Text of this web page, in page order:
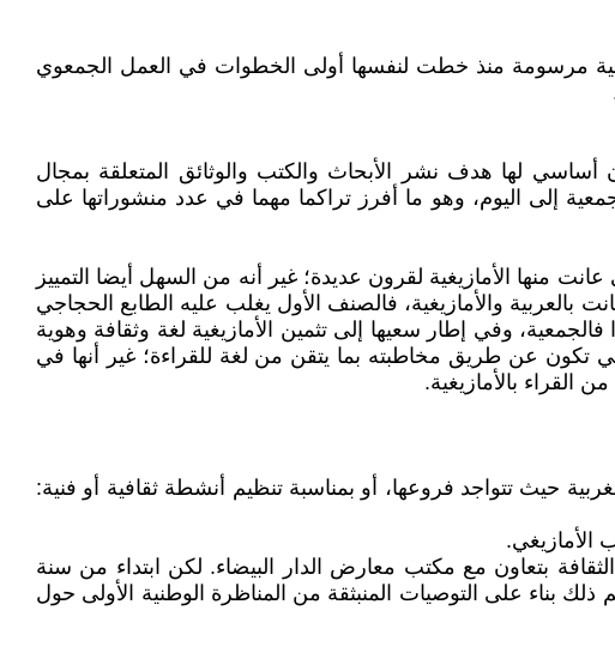
مرسومة منذ خطت لنفسها أولى الخطوات في العمل الجمعوي
1967، بمدينة الرباط، سطرت في أول قانون أساسي لها هدف نشر الأبحاث والكتب والوثائق المتعلقة بمجال
إلى اليوم، وهو ما أفرز تراكما مهما في عدد منشوراتها على
منها الأمازيغية لقرون عديدة؛ غير أنه من السهل أيضا التمييز
بالعربية والأمازيغية، فالصنف الأول يغلب عليه الطابع الحجاجي
وفي إطار سعيها إلى تثمين الأمازيغية لغة وثقافة وهوية
تكون عن طريق مخاطبته بما يتقن من لغة للقراءة؛ غير أنها في
القراء بالأمازيغية.
حيث تتواجد فروعها، أو بمناسبة تنظيم أنشطة ثقافية أو فنية:
بتعاون مع مكتب معارض الدار البيضاء. لكن ابتداء من سنة
هذه التظاهرة سنوية، وقد نظمت وزارة الثقافة المعرض الدولي الأول للنشر والكتاب سنة 1987، وتم ذلك بناء على التوصيات المنبثقة من المناظرة الوطنية الأولى حول